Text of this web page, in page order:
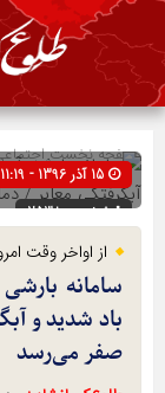
صفحه نخست
شناسه : 2538
از اواخر وقت
سامانه
صفر می‌رسد